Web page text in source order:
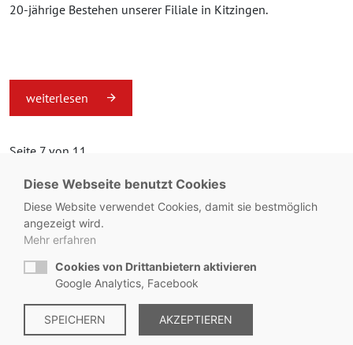
20-jährige Bestehen unserer Filiale in Kitzingen.
weiterlesen
Seite 7 von 11.
© Metzgerei Zeiss - KONTAKT: +49 8563 / 2930
Impressum | Datenschutz | Hinweisgebersystem
Diese Webseite benutzt Cookies
Diese Website verwendet Cookies, damit sie bestmöglich
angezeigt wird.
Mehr erfahren
Cookies von Drittanbietern aktivieren
Google Analytics, Facebook
SPEICHERN AKZEPTIEREN